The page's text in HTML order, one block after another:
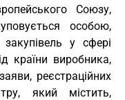
Союзу,
особою,
у сфері
країни виробника,
реєстраційних
який містить,